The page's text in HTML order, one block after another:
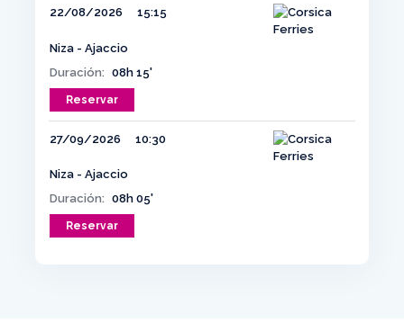
22/08/2026 15:15
Niza - Ajaccio
Duración: 08h 15'
Reservar
27/09/2026 10:30
Niza - Ajaccio
Duración: 08h 05'
Reservar